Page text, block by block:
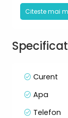
balcon
-56mp utili
-bloc cu lift
-centrala
Citeste mai
Curent
Apa
Telefon